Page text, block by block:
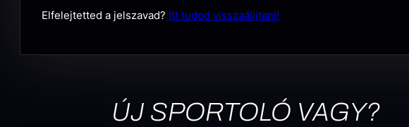
Elfelejtetted a jelszavad? Itt tudod visszaállítani!
ÚJ SPORTOLÓ VAGY?